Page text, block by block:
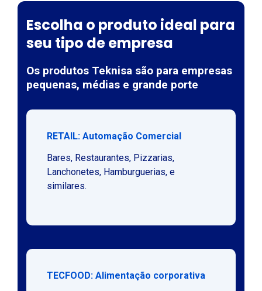
Escolha o produto ideal para
seu tipo de empresa
Os produtos Teknisa são para empresas
pequenas, médias e grande porte
RETAIL: Automação Comercial
Bares, Restaurantes, Pizzarias,
Lanchonetes, Hamburguerias, e
similares.
TECFOOD: Alimentação corporativa